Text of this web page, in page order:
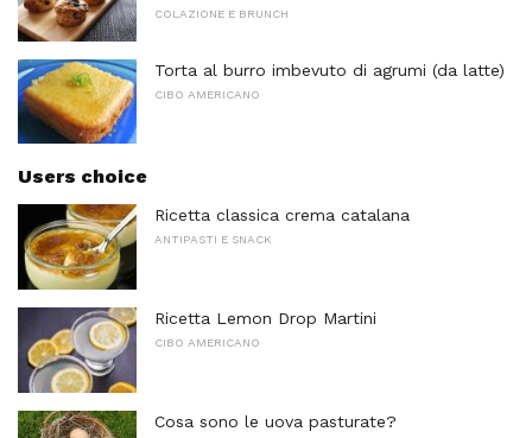
COLAZIONE E BRUNCH
Torta al burro imbevuto di agrumi (da latte)
CIBO AMERICANO
Users choice
Ricetta classica crema catalana
ANTIPASTI E SNACK
Ricetta Lemon Drop Martini
CIBO AMERICANO
Cosa sono le uova pasturate?